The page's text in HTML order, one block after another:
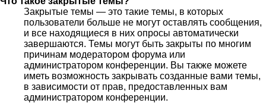
Закрытые темы — это такие темы, в которых
пользователи больше не могут оставлять сообщения,
и все находящиеся в них опросы автоматически
завершаются. Темы могут быть закрыты по многим
причинам модератором форума или
администратором конференции. Вы также можете
иметь возможность закрывать созданные вами темы,
в зависимости от прав, предоставленных вам
администратором конференции.